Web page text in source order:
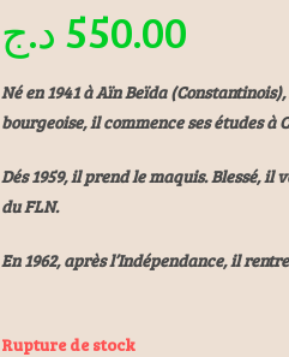
550.00 د.ج
Né en 1941 à Aïn Beïda
bourgeoise, il commence ses études à
Dés 1959, il prend le maquis. Blessé, il
du FLN.
En 1962, après l’Indépendance, il
Rupture de stock